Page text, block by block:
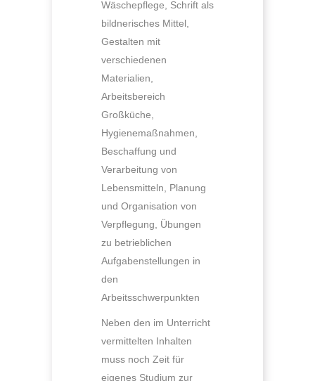
Wäschepflege, Schrift als
bildnerisches Mittel,
Gestalten mit
verschiedenen
Materialien,
Arbeitsbereich
Großküche,
Hygienemaßnahmen,
Beschaffung und
Verarbeitung von
Lebensmitteln, Planung
und Organisation von
Verpflegung, Übungen
zu betrieblichen
Aufgabenstellungen in
den
Arbeitsschwerpunkten
Neben den im Unterricht
vermittelten Inhalten
muss noch Zeit für
eigenes Studium zur